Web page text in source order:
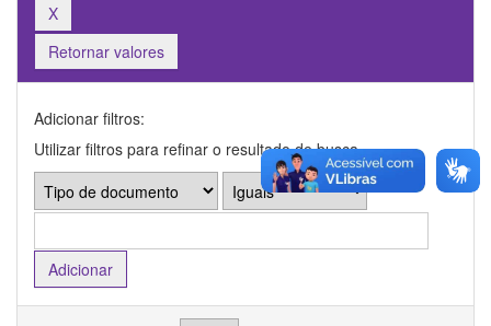
Retornar valores
Adicionar filtros:
Utilizar filtros para refinar o resultado de busca.